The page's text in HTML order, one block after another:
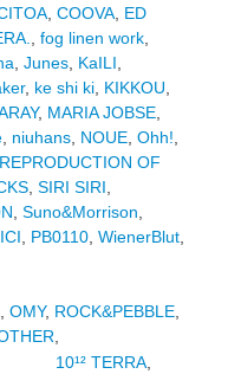
, COOVA, ED
fog linen work,
Junes, KaILI
, ke shi ki, KIKKOU
, MARIA JOBSE,
, niuhans, NOUE, Ohh!
REPRODUCTION OF
, SIRI SIRI
Suno&Morrison
PB0110, WienerBlut,
OMY, ROCK&PEBBLE,
10¹² TERRA,